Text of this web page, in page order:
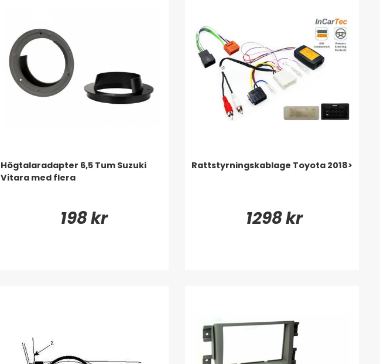
Högtalaradapter 6,5 Tum Suzuki
Vitara med flera
198 kr
Rattstyrningskablage Toyota 2018>
1298 kr